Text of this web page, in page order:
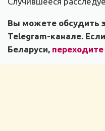
Вы можете обсудить
Telegram-канале.
Беларуси, переходите